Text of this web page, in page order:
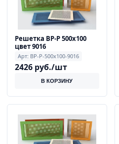
Решетка ВР-Р 500х100
цвет 9016
Арт: ВР-Р-500x100-9016
2426 руб./шт
В КОРЗИНУ